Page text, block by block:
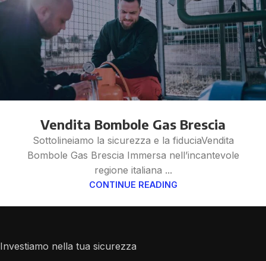
Vendita Bombole Gas Brescia
Sottolineiamo la sicurezza e la fiduciaVendita
Bombole Gas Brescia Immersa nell’incantevole
regione italiana ...
CONTINUE READING
Investiamo nella tua sicurezza